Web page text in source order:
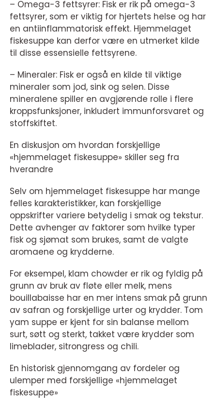
– Omega-3 fettsyrer: Fisk er rik på omega-3
fettsyrer, som er viktig for hjertets helse og har
en antiinflammatorisk effekt. Hjemmelaget
fiskesuppe kan derfor være en utmerket kilde
til disse essensielle fettsyrene.
– Mineraler: Fisk er også en kilde til viktige
mineraler som jod, sink og selen. Disse
mineralene spiller en avgjørende rolle i flere
kroppsfunksjoner, inkludert immunforsvaret og
stoffskiftet.
En diskusjon om hvordan forskjellige
«hjemmelaget fiskesuppe» skiller seg fra
hverandre
Selv om hjemmelaget fiskesuppe har mange
felles karakteristikker, kan forskjellige
oppskrifter variere betydelig i smak og tekstur.
Dette avhenger av faktorer som hvilke typer
fisk og sjømat som brukes, samt de valgte
aromaene og krydderne.
For eksempel, klam chowder er rik og fyldig på
grunn av bruk av fløte eller melk, mens
bouillabaisse har en mer intens smak på grunn
av safran og forskjellige urter og krydder. Tom
yam suppe er kjent for sin balanse mellom
surt, søtt og sterkt, takket være krydder som
limeblader, sitrongress og chili.
En historisk gjennomgang av fordeler og
ulemper med forskjellige «hjemmelaget
fiskesuppe»